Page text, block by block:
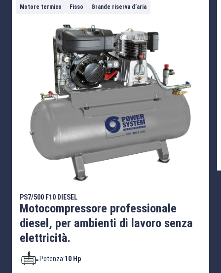
Motore termico Fisso Grande riserva d’aria
PS7/500 F10 DIESEL
Motocompressore professionale
diesel, per ambienti di lavoro senza
elettricità.
Potenza:10 Hp